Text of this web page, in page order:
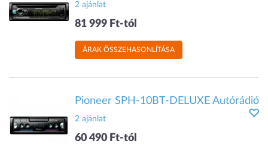
2 ajánlat
81 999 Ft-tól
ÁRAK ÖSSZEHASONLÍTÁSA
Pioneer SPH-10BT-DELUXE Autórádió
2 ajánlat
60 490 Ft-tól